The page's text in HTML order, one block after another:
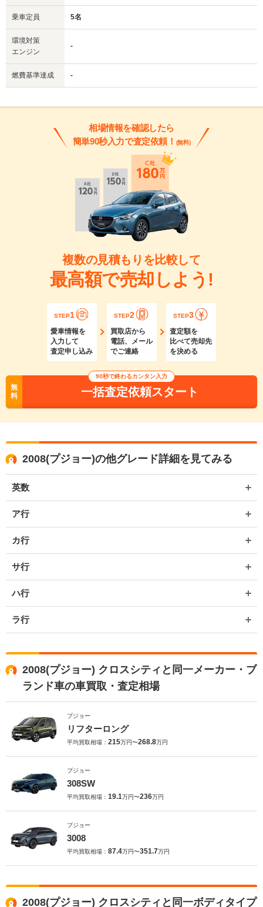
乗車定員 5名
環境対策
エンジン
-
燃費基準達成 -
相場情報を確認したら
簡単90秒入力で査定依頼！ (無料)
複数の見積もりを比較して
最高額で売却しよう!
STEP1
愛車情報を
入力して
査定申し込み
STEP2
買取店から
電話、メール
でご連絡
STEP3
査定額を
比べて売却先
を決める
無
料
90秒で終わるカンタン入力
一括査定依頼スタート
2008(プジョー)の他グレード詳細を見てみる
英数
ア行
カ行
サ行
ハ行
ラ行
2008(プジョー) クロスシティと同一メーカー・ブ
ランド車の車買取・査定相場
プジョー
リフターロング
平均買取相場： 215万円〜268.8万円
プジョー
308SW
平均買取相場： 19.1万円〜236万円
プジョー
3008
平均買取相場： 87.4万円〜351.7万円
2008(プジョー) クロスシティと同一ボディタイプ